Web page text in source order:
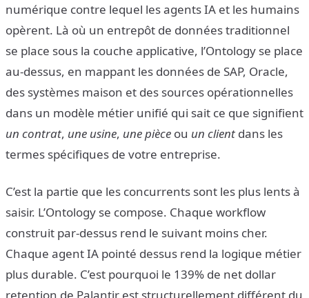
numérique contre lequel les agents IA et les humains
opèrent. Là où un entrepôt de données traditionnel
se place sous la couche applicative, l’Ontology se place
au-dessus, en mappant les données de SAP, Oracle,
des systèmes maison et des sources opérationnelles
dans un modèle métier unifié qui sait ce que signifient
un contrat, une usine, une pièce ou un client dans les
termes spécifiques de votre entreprise.
C’est la partie que les concurrents sont les plus lents à
saisir. L’Ontology se compose. Chaque workflow
construit par-dessus rend le suivant moins cher.
Chaque agent IA pointé dessus rend la logique métier
plus durable. C’est pourquoi le 139% de net dollar
retention de Palantir est structurellement différent du